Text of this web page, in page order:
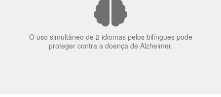
O uso simultâneo de 2 idiomas pelos bilíngues pode
proteger contra a doença de Alzheimer.